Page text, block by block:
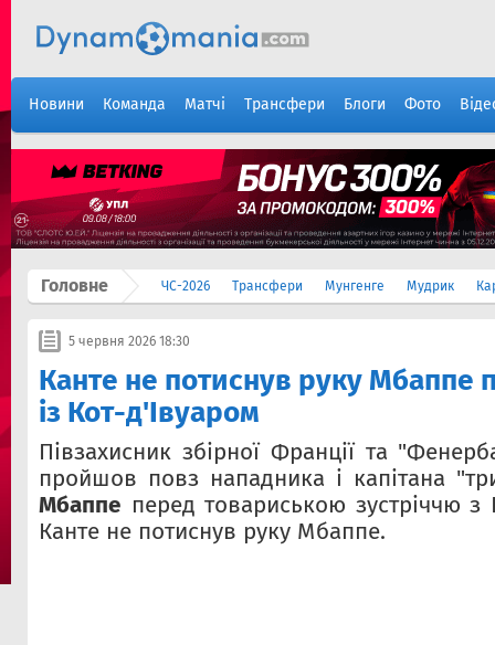
Новини Команда Матчі Трансфери Блоги Фото
Головне ЧС-2026 Трансфери Мунгенге Мудрик
5 червня 2026 18:30
Канте не потиснув руку Мбаппе
із Кот-д'Івуаром
Півзахисник збірної Франції та
пройшов повз нападника і капітана
Мбаппе перед товариською зустріччю з
Канте не потиснув руку Мбаппе.